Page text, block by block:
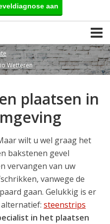
aan
Wetteren
plaatsen in
wilt u wel graag het
bakstenen gevel
vervangen van uw
vanwege de
gaan. Gelukkig is er
steenstrips
in het plaatsen